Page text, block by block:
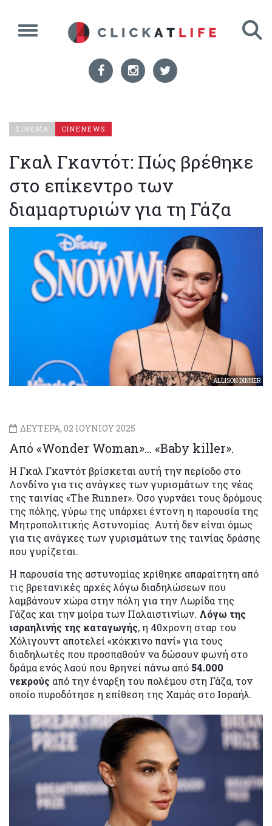
ΣΙΝΕΜΑ CINENEWS
Γκαλ Γκαντότ: Πώς βρέθηκε
στο επίκεντρο των
διαμαρτυριών για τη Γάζα
ALLISON DINNER
ΔΕΥΤΕΡΑ, 02 ΙΟΥΝΙΟΥ 2025
Από «Wonder Woman»… «Baby killer».
Η Γκαλ Γκαντότ βρίσκεται αυτή την περίοδο στο
Λονδίνο για τις ανάγκες των γυρισμάτων της νέας
της ταινίας «The Runner». Όσο γυρνάει τους δρόμους
της πόλης, γύρω της υπάρχει έντονη η παρουσία της
Μητροπολιτικής Αστυνομίας. Αυτή δεν είναι όμως
για τις ανάγκες των γυρισμάτων της ταινίας δράσης
που γυρίζεται.
Η παρουσία της αστυνομίας κρίθηκε απαραίτητη από
τις βρετανικές αρχές λόγω διαδηλώσεων που
λαμβάνουν χώρα στην πόλη για την Λωρίδα της
Γάζας και την μοίρα των Παλαιστινίων. Λόγω της
ισραηλινής της καταγωγής, η 40χρονη σταρ του
Χόλιγουντ αποτελεί «κόκκινο πανί» για τους
διαδηλωτές που προσπαθούν να δώσουν φωνή στο
δράμα ενός λαού που θρηνεί πάνω από 54.000
νεκρούς από την έναρξη του πολέμου στη Γάζα, τον
οποίο πυροδότησε η επίθεση της Χαμάς στο Ισραήλ.